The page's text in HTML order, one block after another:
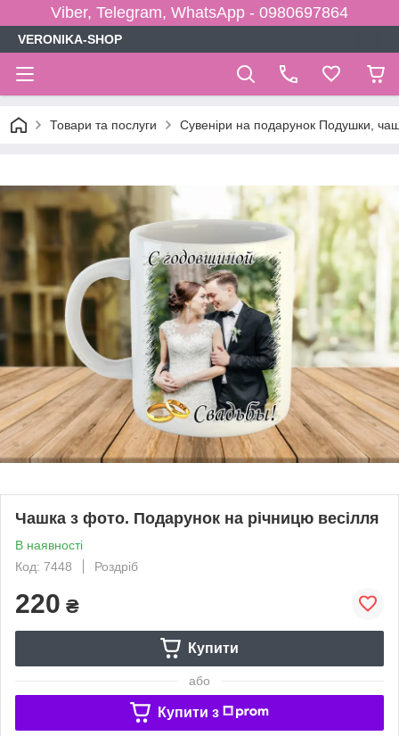
Viber, Telegram, WhatsApp - 0980697864
VERONIKA-SHOP
Товари та послуги Сувеніри на подарунок Подушки,
Чашка з фото. Подарунок на річницю весілля
В наявності
Код: 7448
Роздріб
220 ₴
Купити
або
Купити з